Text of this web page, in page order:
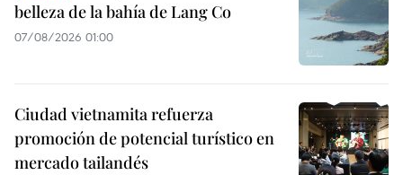
belleza de la bahía de Lang Co
07/08/2026 01:00
Ciudad vietnamita refuerza
promoción de potencial turístico en
mercado tailandés